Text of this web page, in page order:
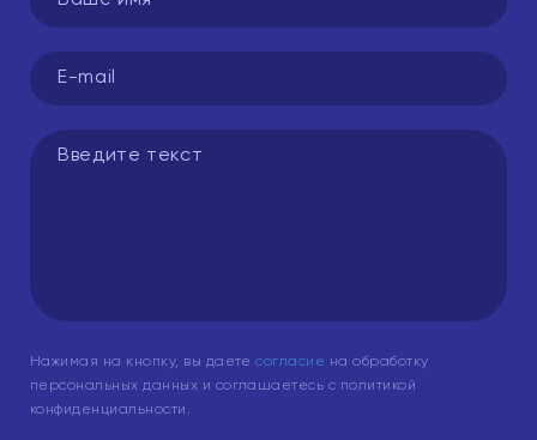
Нажимая на кнопку, вы даетесогласие на обработку
персональных данных и соглашаетесь с политикой
конфиденциальности.